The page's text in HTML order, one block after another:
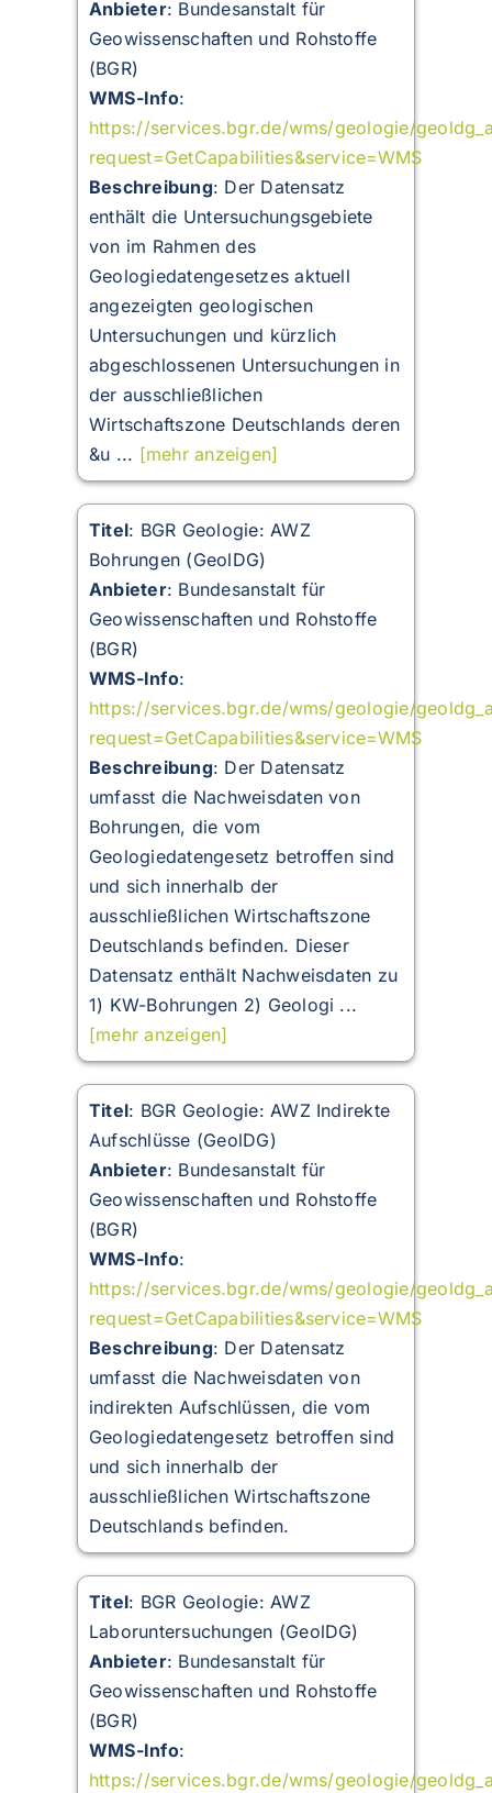
Anbieter: Bundesanstalt für
Geowissenschaften und Rohstoffe
(BGR)
WMS-Info:
https://services.bgr.de/wms/geologie/
request=GetCapabilities&service=WMS
Beschreibung: Der Datensatz
enthält die Untersuchungsgebiete
von im Rahmen des
Geologiedatengesetzes aktuell
angezeigten geologischen
Untersuchungen und kürzlich
abgeschlossenen Untersuchungen in
der ausschließlichen
Wirtschaftszone Deutschlands deren
&u ... [mehr anzeigen]
Titel: BGR Geologie: AWZ
Bohrungen (GeolDG)
Anbieter: Bundesanstalt für
Geowissenschaften und Rohstoffe
(BGR)
WMS-Info:
https://services.bgr.de/wms/geologie/
request=GetCapabilities&service=WMS
Beschreibung: Der Datensatz
umfasst die Nachweisdaten von
Bohrungen, die vom
Geologiedatengesetz betroffen sind
und sich innerhalb der
ausschließlichen Wirtschaftszone
Deutschlands befinden. Dieser
Datensatz enthält Nachweisdaten zu
1) KW-Bohrungen 2) Geologi ...
[mehr anzeigen]
Titel: BGR Geologie: AWZ Indirekte
Aufschlüsse (GeolDG)
Anbieter: Bundesanstalt für
Geowissenschaften und Rohstoffe
(BGR)
WMS-Info:
https://services.bgr.de/wms/geologie/
request=GetCapabilities&service=WMS
Beschreibung: Der Datensatz
umfasst die Nachweisdaten von
indirekten Aufschlüssen, die vom
Geologiedatengesetz betroffen sind
und sich innerhalb der
ausschließlichen Wirtschaftszone
Deutschlands befinden.
Titel: BGR Geologie: AWZ
Laboruntersuchungen (GeolDG)
Anbieter: Bundesanstalt für
Geowissenschaften und Rohstoffe
(BGR)
WMS-Info:
https://services.bgr.de/wms/geologie/